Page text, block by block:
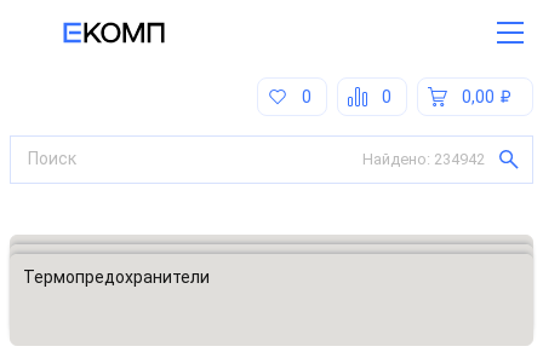
0,00
0
0
Найдено: 234942
Все категории
Предохранители, ограничители напряжения
Термопредохранители